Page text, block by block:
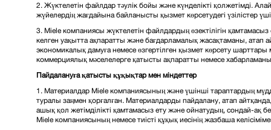
2. Жүктелетін файлдар тәулік бойы және күнделікті қолжетімді.
жүйелердің жағдайына байланысты қызмет көрсетудегі үзілістер
3. Miele компаниясы жүктелетін файлдардың өзектілігін
келген уақытта ақпаратты және бағдарламалық жасақтаманы, атап
экономикалық дамуға немесе өзгертілген қызмет көрсету
коммерциялық мәселелерге қатысты ақпаратты немесе
Пайдалануға қатысты құқықтар мен міндеттер
1. Материалдар Miele компаниясының және үшінші тараптардың
туралы заңмен қорғалған. Материалдарды пайдалану, атап
ашық қол жетімділікті қамтамасыз ету және ойнатудың, сондай-ақ
Miele компаниясының немесе тиісті құқық иесінің жазбаша